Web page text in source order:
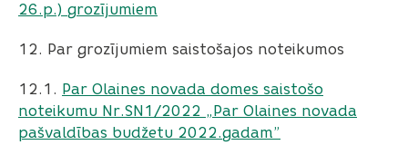
26.p.) grozījumiem
12. Par grozījumiem saistošajos noteikumos
12.1. Par Olaines novada domes saistošo
noteikumu Nr.SN1/2022 „Par Olaines novada
pašvaldības budžetu 2022.gadam”